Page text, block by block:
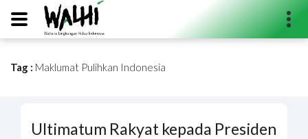
Search...
Tag : Maklumat Pulihkan Indonesia
Ultimatum Rakyat kepada Presiden